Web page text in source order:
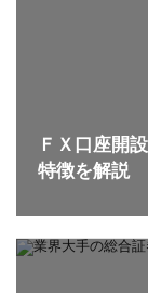
ＦＸ口座開
特徴を解説